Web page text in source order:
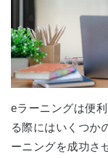
eラーニングは便
る際にはいくつか
ーニングを成功さ